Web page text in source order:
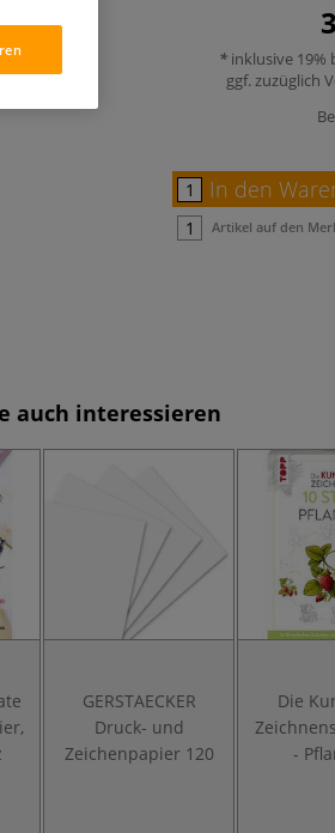
inklusive 19%
ggf. zuzüglich
In den
Artikel auf den
auch interessieren
GERSTAECKER
Druck- und
Zeichenpapier 120
Die
-